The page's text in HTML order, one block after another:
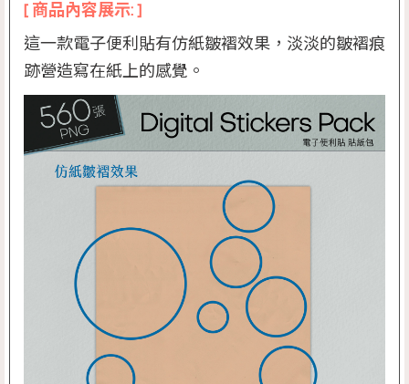
[ 商品內容展示: ]
這一款電子便利貼有仿紙皺褶效果，淡淡的皺褶痕
跡營造寫在紙上的感覺。